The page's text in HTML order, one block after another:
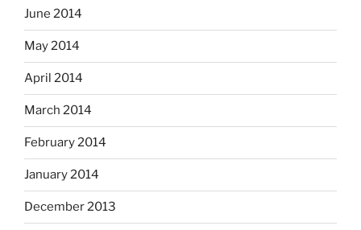
June 2014
May 2014
April 2014
March 2014
February 2014
January 2014
December 2013